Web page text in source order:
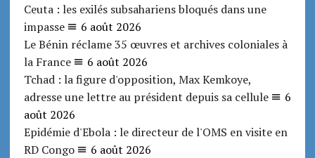
Ceuta : les exilés subsahariens bloqués dans une
impasse
6 août 2026
Le Bénin réclame 35 œuvres et archives coloniales à
la France
6 août 2026
Tchad : la figure d'opposition, Max Kemkoye,
adresse une lettre au président depuis sa cellule
6
août 2026
Epidémie d'Ebola : le directeur de l'OMS en visite en
RD Congo
6 août 2026